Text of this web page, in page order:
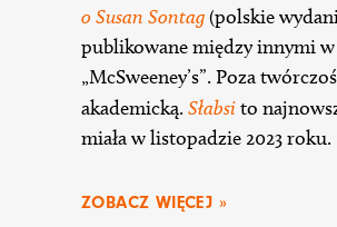
o Susan Sontag(polskie
publikowane między innymi w
„McSweeney’s”. Poza
akademicką. Słabsito
miała w listopadzie 2023 roku.
ZOBACZ WIĘCEJ »